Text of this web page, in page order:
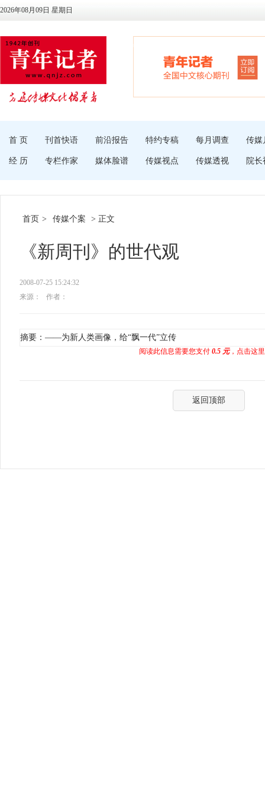
2026年08月09日 星期日
首 页 刊首快语 前沿报告 特约专稿 每月调查 传媒
经 历 专栏作家 媒体脸谱 传媒视点 传媒透视 院长
首页 > 传媒个案 > 正文
《新周刊》的世代观
2008-07-25 15:24:32
来源：
作者：
摘要：——为新人类画像，给“飘一代”立传
阅读此信息需要您支付 0.5 元，点击这
返回顶部